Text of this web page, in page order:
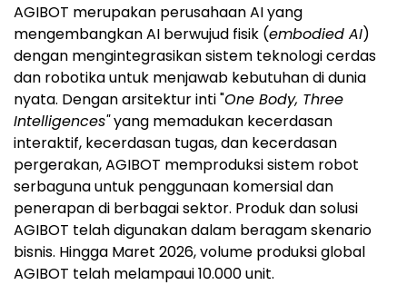
AGIBOT merupakan perusahaan AI yang
mengembangkan AI berwujud fisik (embodied AI)
dengan mengintegrasikan sistem teknologi cerdas
dan robotika untuk menjawab kebutuhan di dunia
nyata. Dengan arsitektur inti "One Body, Three
Intelligences"yang memadukan kecerdasan
interaktif, kecerdasan tugas, dan kecerdasan
pergerakan, AGIBOT memproduksi sistem robot
serbaguna untuk penggunaan komersial dan
penerapan di berbagai sektor. Produk dan solusi
AGIBOT telah digunakan dalam beragam skenario
bisnis. Hingga Maret 2026, volume produksi global
AGIBOT telah melampaui 10.000 unit.